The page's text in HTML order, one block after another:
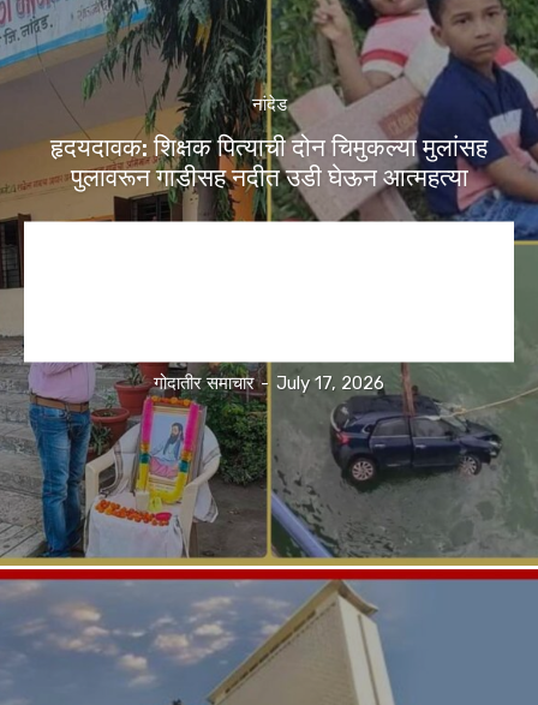
नांदेड
हृदयदावक: शिक्षक पित्याची दोन चिमुकल्या मुलांसह
पुलावरून गाडीसह नदीत उडी घेऊन आत्महत्या
गोदातीर समाचार - July 17, 2026